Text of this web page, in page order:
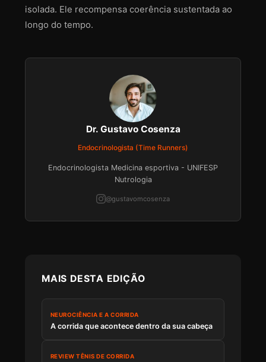
isolada. Ele recompensa coerência sustentada ao
longo do tempo.
Dr. Gustavo Cosenza
Endocrinologista (Time Runners)
Endocrinologista Medicina esportiva - UNIFESP
Nutrologia
@gustavomcosenza
MAIS DESTA EDIÇÃO
NEUROCIÊNCIA E A CORRIDA
A corrida que acontece dentro da sua cabeça
REVIEW TÊNIS DE CORRIDA